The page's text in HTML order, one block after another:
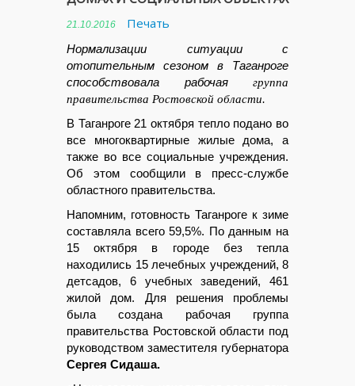
21.10.2016 Печать
Нормализации ситуации с
отопительным сезоном в Таганроге
способствовала рабочая
группа
правительства Ростовской области.
В Таганроге 21 октября тепло подано во
все многоквартирные жилые дома, а
также во все социальные учреждения.
Об этом сообщили в пресс-службе
областного правительства.
Напомним, готовность Таганроге к зиме
составляла всего 59,5%. По данным на
15 октября в городе без тепла
находились 15 лечебных учреждений, 8
детсадов, 6 учебных заведений, 461
жилой дом. Для решения проблемы
была создана рабочая группа
правительства Ростовской области под
руководством заместителя губернатора
Сергея Сидаша.